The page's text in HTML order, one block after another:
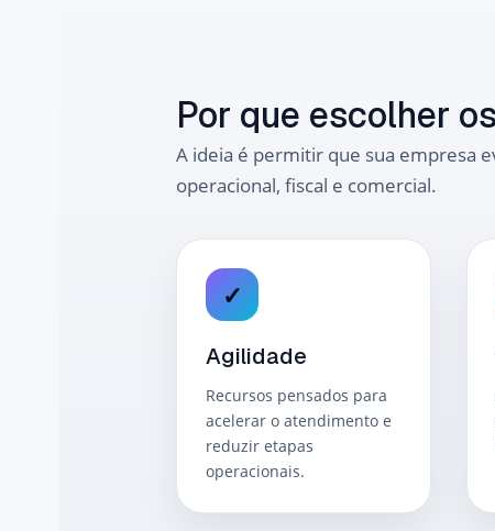
Por que escolher
A ideia é permitir que sua empresa
operacional, fiscal e comercial.
✓
Agilidade
Recursos pensados para
acelerar o atendimento e
reduzir etapas
operacionais.